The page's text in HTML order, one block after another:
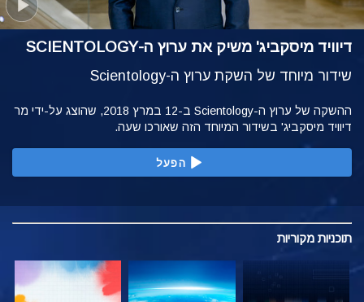
דיוויד מיסקביג' משיק את ערוץ ה-SCIENTOLOGY
שידור מיוחד של השקת ערוץ ה-Scientology
ההשקה של ערוץ ה-Scientology ב-12 במרץ 2018, שהוצג על-ידי מר
דיוויד מיסקביג' בשידור המיוחד הזה שאורכו שעה.
הפעל
תוכניות מקוריות